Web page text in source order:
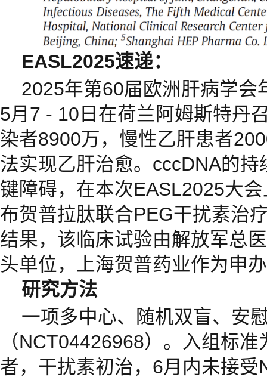
EASL2025速递：
2025年第60届欧洲肝病学会
5月7 - 10日在荷兰阿姆斯特丹
染者8900万，慢性乙肝患者
法实现乙肝治愈。cccDNA的
键障碍，在本次EASL2025大
布贺普拉肽联合PEG干扰素治
结果，该临床试验由解放军总
头单位，上海贺普药业作为申
研究方法
一项多中心、随机双盲、安
（NCT04426968）。入组标
者，干扰素初治，6月内未接